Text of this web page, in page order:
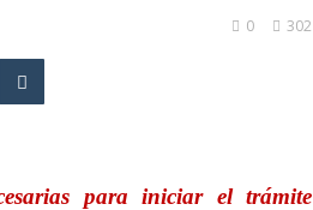
302
0
para iniciar el trámite